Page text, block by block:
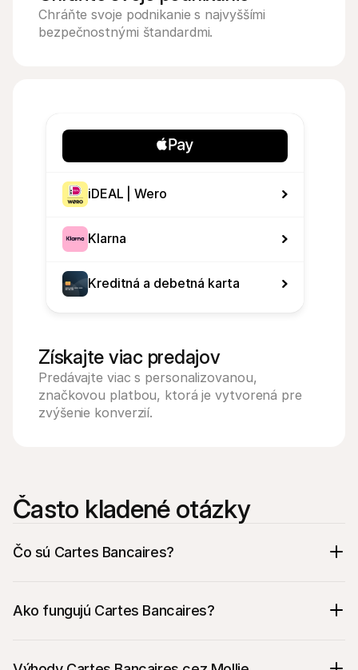
Chráňte svoje podnikanie s najvyššími
bezpečnostnými štandardmi.
iDEAL | Wero
Klarna
Kreditná a debetná karta
Získajte viac predajov
Predávajte viac s personalizovanou,
značkovou platbou, ktorá je vytvorená pre
zvýšenie konverzií.
Často kladené otázky
Čo sú Cartes Bancaires?
Ako fungujú Cartes Bancaires?